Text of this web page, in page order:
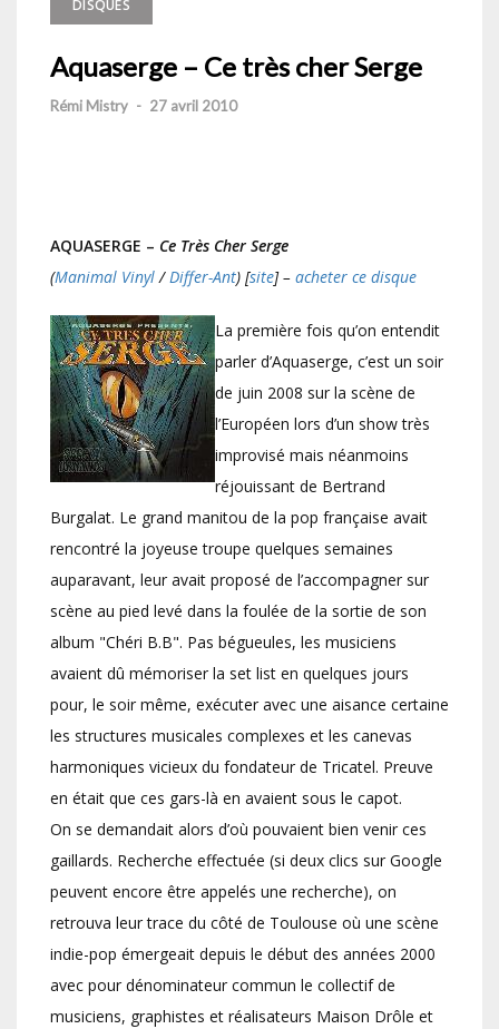
DISQUES
Aquaserge – Ce très cher Serge
Rémi Mistry - 27 avril 2010
AQUASERGE – Ce Très Cher Serge
(Manimal Vinyl/Differ-Ant) [site] – acheter ce disque
La première fois qu’on entendit
parler d’Aquaserge, c’est un soir
de juin 2008 sur la scène de
l’Européen lors d’un show très
improvisé mais néanmoins
réjouissant de Bertrand
Burgalat. Le grand manitou de la pop française avait
rencontré la joyeuse troupe quelques semaines
auparavant, leur avait proposé de l’accompagner sur
scène au pied levé dans la foulée de la sortie de son
album "Chéri B.B". Pas bégueules, les musiciens
avaient dû mémoriser la set list en quelques jours
pour, le soir même, exécuter avec une aisance certaine
les structures musicales complexes et les canevas
harmoniques vicieux du fondateur de Tricatel. Preuve
en était que ces gars-là en avaient sous le capot.
On se demandait alors d’où pouvaient bien venir ces
gaillards. Recherche effectuée (si deux clics sur Google
peuvent encore être appelés une recherche), on
retrouva leur trace du côté de Toulouse où une scène
indie-pop émergeait depuis le début des années 2000
avec pour dénominateur commun le collectif de
musiciens, graphistes et réalisateurs Maison Drôle et